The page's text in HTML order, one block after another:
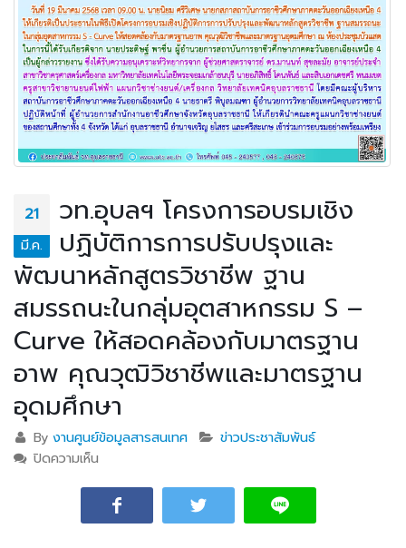
21
มี.ค.
วท.อุบลฯ โครงการอบรมเชิง
ปฏิบัติการการปรับปรุงและ
พัฒนาหลักสูตรวิชาชีพ ฐาน
สมรรถนะในกลุ่มอุตสาหกรรม S –
Curve ให้สอดคล้องกับมาตรฐาน
อาพ คุณวุฒิวิชาชีพและมาตรฐาน
อุดมศึกษา
Byงานศูนย์ข้อมูลสารสนเทศ
ข่าวประชาสัมพันธ์
ปิดความเห็น
อุตสาหกรรม S – Curve ให้สอดคล้องกับมาตรฐานอาพ
คุณวุฒิวิชาชีพและมาตรฐานอุดมศึกษา